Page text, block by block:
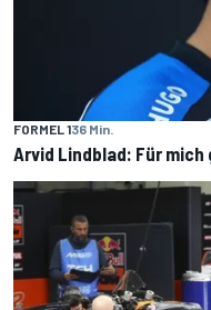
FORMEL 136 Min.
Arvid Lindblad: Für mich